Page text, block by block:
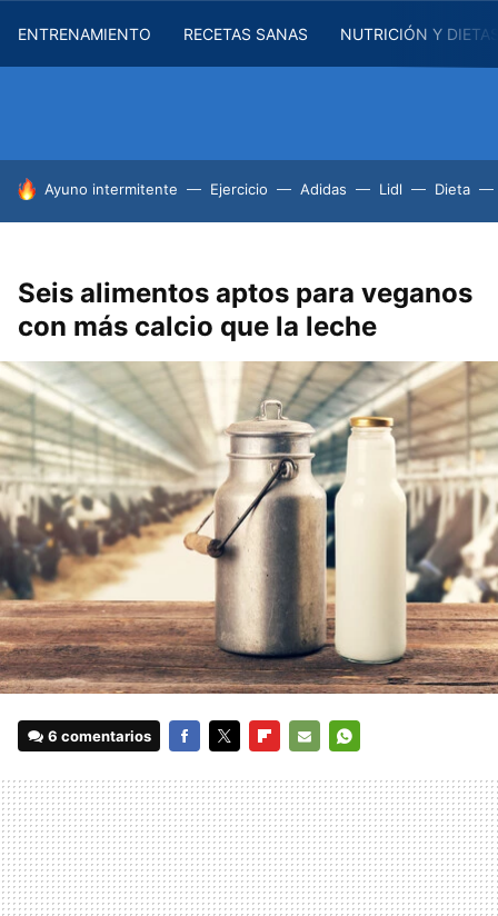
ENTRENAMIENTO RECETAS SANAS NUTRICIÓN Y
HOY SE HABLA DE
Ayuno intermitente Ejercicio Adidas Lidl Dieta
Seis alimentos aptos para veganos
con más calcio que la leche
6 comentarios
MAIL